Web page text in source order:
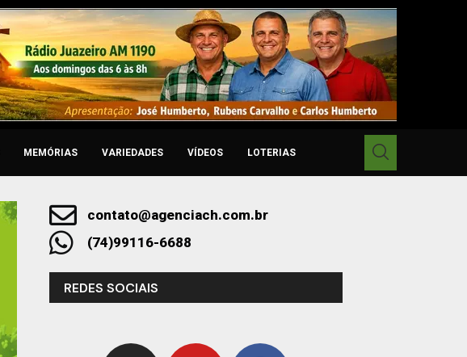
MEMÓRIAS VARIEDADES VÍDEOS LOTERIAS
contato@agenciach.com.br
(74)99116-6688
REDES SOCIAIS